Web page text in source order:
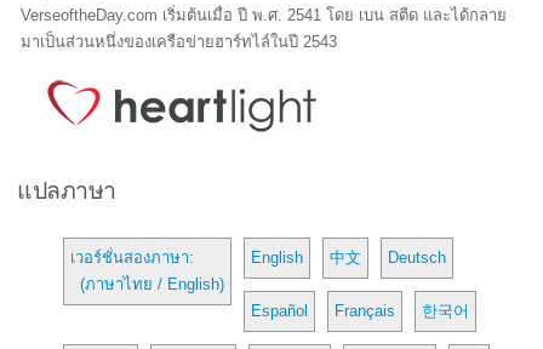
VerseoftheDay.com เริ่มต้นเมื่อ ปี พ.ศ. 2541 โดย เบน สตีด และได้กลาย
มาเป็นส่วนหนึ่งของเครือข่ายฮาร์ทไล์ในปี 2543
แปลภาษา
เวอร์ชั่นสองภาษา:
(ภาษาไทย / English)
English 中文 Deutsch
Español Français 한국어